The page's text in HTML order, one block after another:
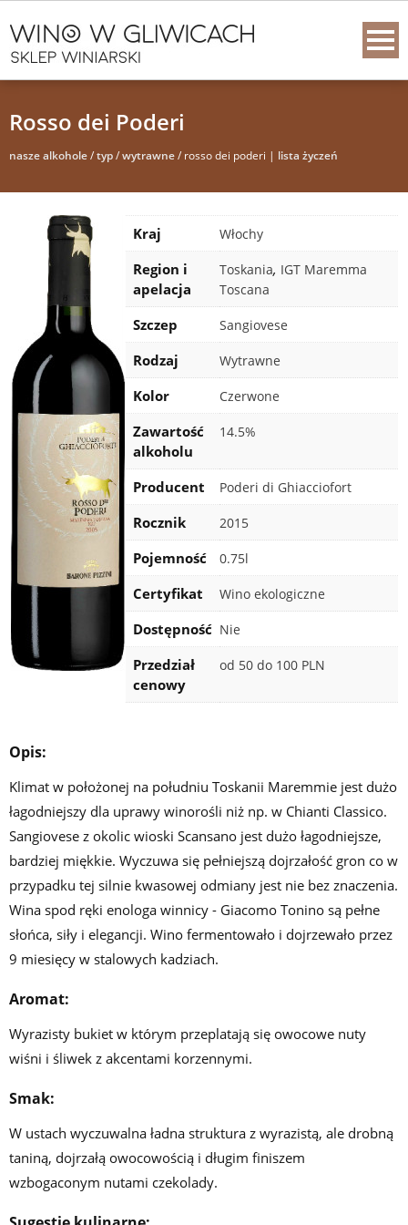
Rosso dei Poderi
nasze alkohole/typ/wytrawne/ rosso dei poderi | lista życzeń
Kraj Włochy
Region i
apelacja
Toskania, IGT Maremma
Toscana
Szczep Sangiovese
Rodzaj Wytrawne
Kolor Czerwone
Zawartość
alkoholu
14.5%
Producent Poderi di Ghiacciofort
Rocznik 2015
Pojemność 0.75l
Certyfikat Wino ekologiczne
Dostępność Nie
Przedział
cenowy
od 50 do 100 PLN
Opis:
Klimat w położonej na południu Toskanii Maremmie jest dużo
łagodniejszy dla uprawy winorośli niż np. w Chianti Classico.
Sangiovese z okolic wioski Scansano jest dużo łagodniejsze,
bardziej miękkie. Wyczuwa się pełniejszą dojrzałość gron co w
przypadku tej silnie kwasowej odmiany jest nie bez znaczenia.
Wina spod ręki enologa winnicy - Giacomo Tonino są pełne
słońca, siły i elegancji. Wino fermentowało i dojrzewało przez
9 miesięcy w stalowych kadziach.
Aromat:
Wyrazisty bukiet w którym przeplatają się owocowe nuty
wiśni i śliwek z akcentami korzennymi.
Smak:
W ustach wyczuwalna ładna struktura z wyrazistą, ale drobną
taniną, dojrzałą owocowością i długim finiszem
wzbogaconym nutami czekolady.